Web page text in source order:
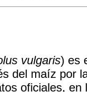
vulgaris) es
del maíz por
oficiales,